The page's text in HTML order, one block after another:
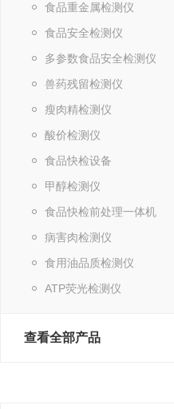
食品重金属检测仪
食品安全检测仪
多参数食品安全检测仪
兽药残留检测仪
瘦肉精检测仪
酸价检测仪
食品快检设备
甲醇检测仪
食品快检前处理一体机
病害肉检测仪
食用油品质检测仪
ATP荧光检测仪
查看全部产品